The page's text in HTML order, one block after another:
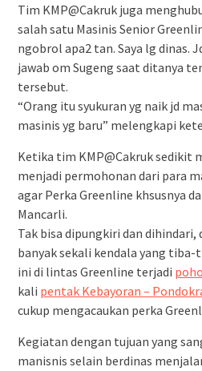
Tim KMP@Cakruk juga
salah satu Masinis Senior
ngobrol apa2 tan. Saya lg dinas.
jawab om Sugeng saat ditanya
tersebut.
“Orang itu syukuran yg naik jd
masinis yg baru” melengkapi
Ketika tim KMP@Cakruk sedikit
menjadi permohonan dari para
agar Perka Greenline khsusnya
Mancarli.
Tak bisa dipungkiri dan
banyak sekali kendala yang
ini di lintas Greenline terjadi
kali pentak Kebayoran –
cukup mengacaukan perka
Kegiatan dengan tujuan yang
manisnis selain berdinas